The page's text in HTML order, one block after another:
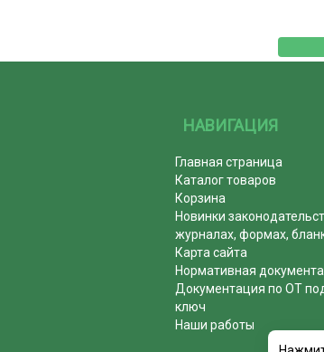
НАВИГАЦИЯ
Главная страница
Каталог товаров
Корзина
Новинки
журналах, формах,
Карта сайта
Нормативная
Документация по ОТ
ключ
Наши работы